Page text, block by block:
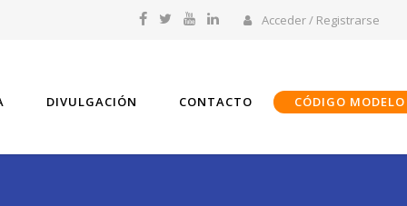
Acceder / Registrarse
DIVULGACIÓN CONTACTO CÓDIGO MODELO